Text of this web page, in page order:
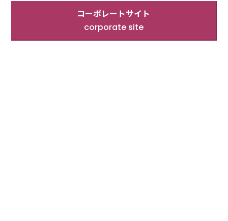
コーポレートサイト
corporate site